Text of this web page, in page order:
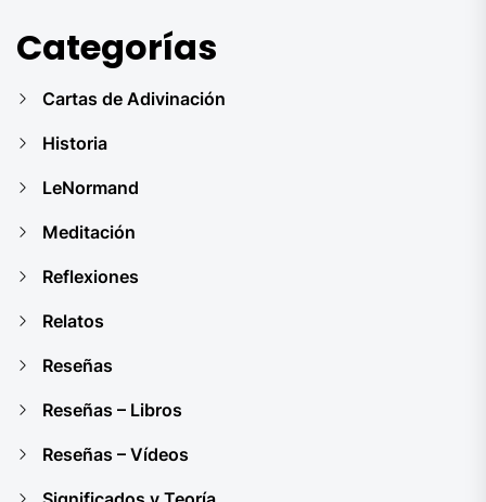
Categorías
Cartas de Adivinación
Historia
LeNormand
Meditación
Reflexiones
Relatos
Reseñas
Reseñas – Libros
Reseñas – Vídeos